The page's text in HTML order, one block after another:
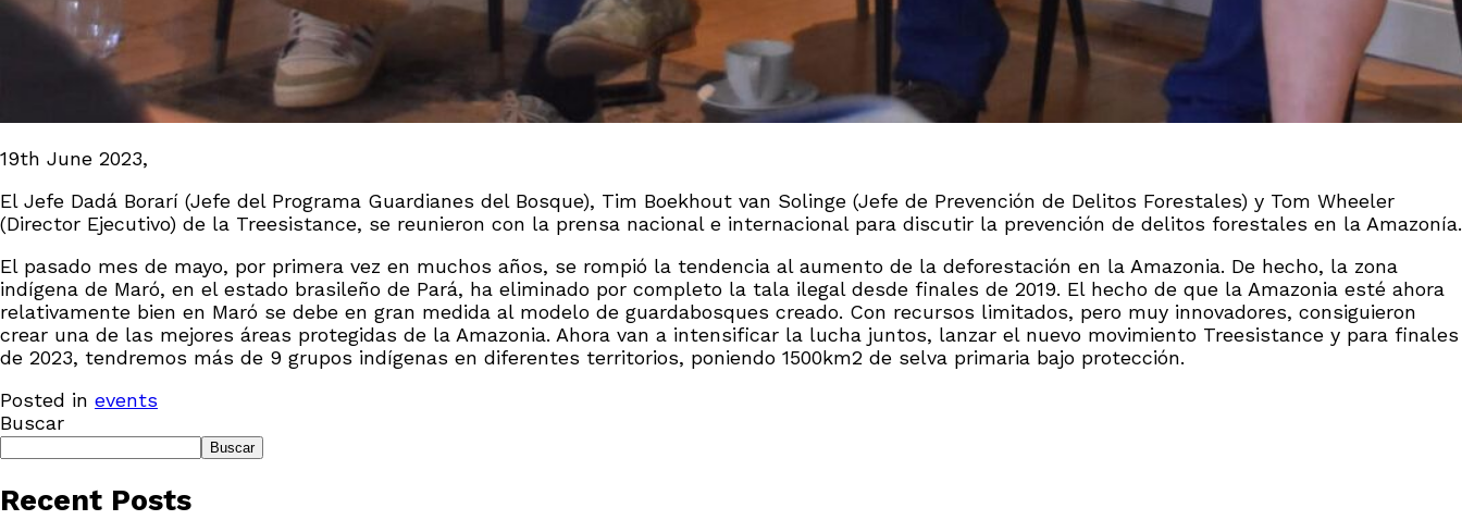
19th June 2023,
El Jefe Dadá Borarí (Jefe del Programa Guardianes del Bosque), Tim Boekhout van Solinge (Jefe de Prevención de Delitos Forestales) y Tom Wheeler
(Director Ejecutivo) de la Treesistance, se reunieron con la prensa nacional e internacional para discutir la prevención de delitos forestales en la Amazonía.
El pasado mes de mayo, por primera vez en muchos años, se rompió la tendencia al aumento de la deforestación en la Amazonia. De hecho, la zona
indígena de Maró, en el estado brasileño de Pará, ha eliminado por completo la tala ilegal desde finales de 2019. El hecho de que la Amazonia esté ahora
relativamente bien en Maró se debe en gran medida al modelo de guardabosques creado. Con recursos limitados, pero muy innovadores, consiguieron
crear una de las mejores áreas protegidas de la Amazonia. Ahora van a intensificar la lucha juntos, lanzar el nuevo movimiento Treesistance y para finales
de 2023, tendremos más de 9 grupos indígenas en diferentes territorios, poniendo 1500km2 de selva primaria bajo protección.
Posted in events
Buscar
Buscar
Recent Posts